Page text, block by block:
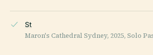
St
Maron's Cathedral Sydney, 2025, Solo